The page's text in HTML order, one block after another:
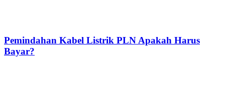
Pemindahan Kabel Listrik PLN Apakah Harus
Bayar?